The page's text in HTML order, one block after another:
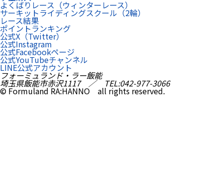
よくばりレース（ウィンターレース）
サーキットライディングスクール（2輪）
レース結果
ポイントランキング
公式X（Twitter）
公式Instagram
公式Facebookページ
公式YouTubeチャンネル
LINE公式アカウント
フォーミュランド・ラー飯能
埼玉県飯能市赤沢1117 ／ TEL:042-977-3066
© Formuland RA:HANNO all rights reserved.